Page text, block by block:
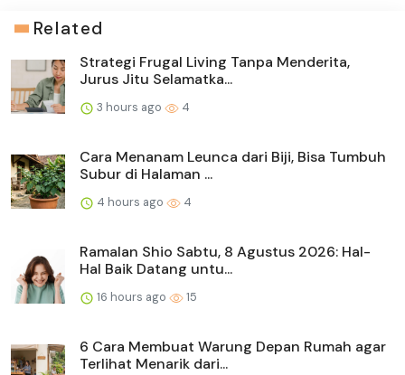
Related
Strategi Frugal Living Tanpa Menderita,
Jurus Jitu Selamatka...
3 hours ago 4
Cara Menanam Leunca dari Biji, Bisa Tumbuh
Subur di Halaman ...
4 hours ago 4
Ramalan Shio Sabtu, 8 Agustus 2026: Hal-
Hal Baik Datang untu...
16 hours ago 15
6 Cara Membuat Warung Depan Rumah agar
Terlihat Menarik dari...